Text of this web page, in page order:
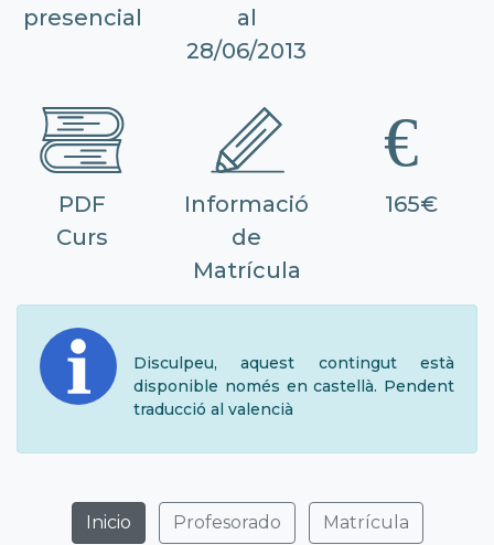
presencial
al
28/06/2013
PDF
Curs
Informació
de
Matrícula
165€
Disculpeu, aquest contingut està
disponible només en castellà. Pendent
traducció al valencià
Inicio Profesorado Matrícula